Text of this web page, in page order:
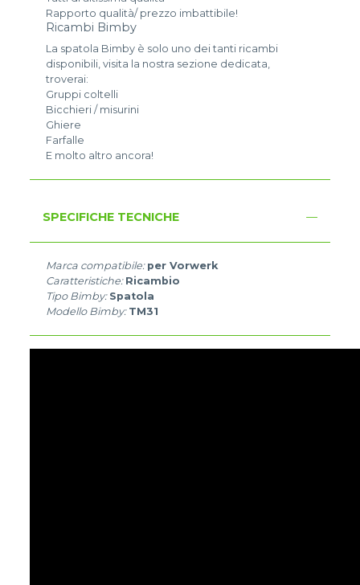
Rapporto qualità/ prezzo imbattibile!
Ricambi Bimby
La spatola Bimby è solo uno dei tanti ricambi
disponibili, visita la nostra sezione dedicata,
troverai:
Gruppi coltelli
Bicchieri / misurini
Ghiere
Farfalle
E molto altro ancora!
SPECIFICHE TECNICHE
Marca compatibile: per Vorwerk
Caratteristiche: Ricambio
Tipo Bimby: Spatola
Modello Bimby: TM31